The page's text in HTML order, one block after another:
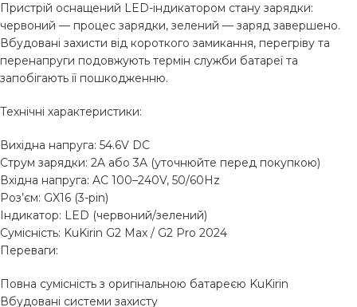
Пристрій оснащений LED-індикатором стану зарядки:
червоний — процес зарядки, зелений — заряд завершено.
Вбудовані захисти від короткого замикання, перегріву та
перенапруги подовжують термін служби батареї та
запобігають її пошкодженню.
Технічні характеристики:
Вихідна напруга: 54.6V DC
Струм зарядки: 2A або 3A (уточнюйте перед покупкою)
Вхідна напруга: AC 100–240V, 50/60Hz
Роз’єм: GX16 (3-pin)
Індикатор: LED (червоний/зелений)
Сумісність: KuKirin G2 Max / G2 Pro 2024
Переваги:
Повна сумісність з оригінальною батареєю KuKirin
Вбудовані системи захисту